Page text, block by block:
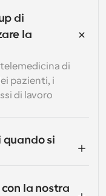
di
la
di
pazienti, i
di lavoro
quando si
la nostra